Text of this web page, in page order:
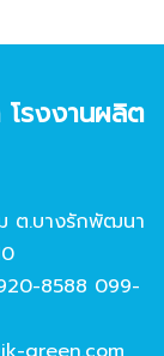
รงงานผลิต
ต.บางรักพัฒนา
8588 099-